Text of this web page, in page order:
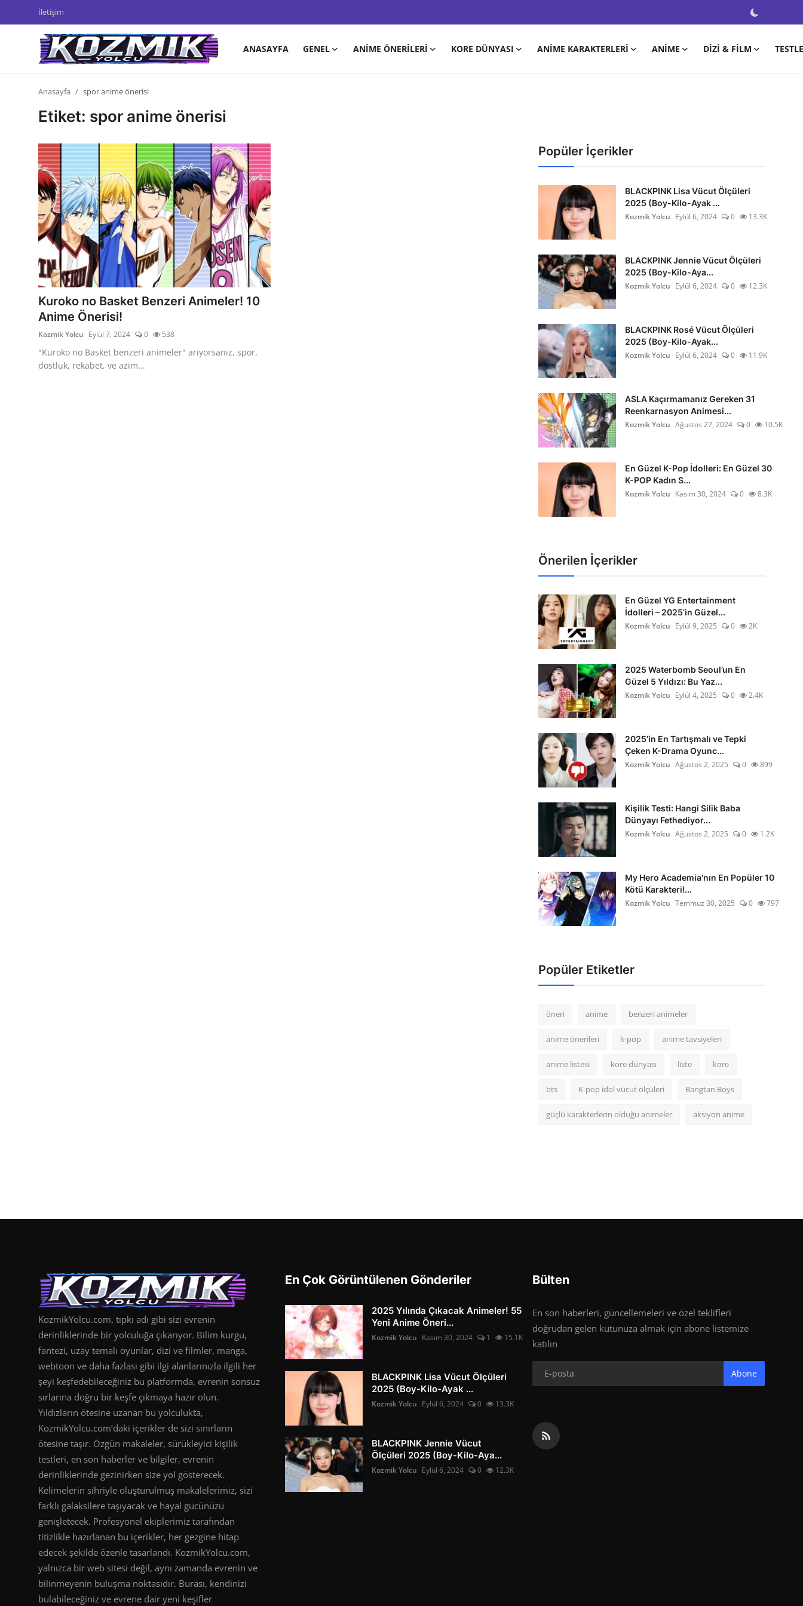
İletişim
ANASAYFA GENEL ANIME ÖNERILERI KORE DÜNYASI ANIME KARAKTERLERI ANIME DIZI & FILM
Anime Önerileri
Kore Dünyası
Anime Karakterleri
Dizi & Film
Testler
Anasayfa spor anime önerisi
Etiket: spor anime önerisi
Kuroko no Basket Benzeri Animeler! 10
Anime Önerisi!
Kozmik Yolcu Eylül 7, 2024 0 538
"Kuroko no Basket benzeri animeler" arıyorsanız, spor,
dostluk, rekabet, ve azim...
Popüler İçerikler
BLACKPINK Lisa Vücut Ölçüleri
2025 (Boy-Kilo-Ayak ...
Kozmik Yolcu Eylül 6, 2024 0 13.3K
BLACKPINK Jennie Vücut Ölçüleri
2025 (Boy-Kilo-Aya...
Kozmik Yolcu Eylül 6, 2024 0 12.3K
BLACKPINK Rosé Vücut Ölçüleri
2025 (Boy-Kilo-Ayak...
Kozmik Yolcu Eylül 6, 2024 0 11.9K
ASLA Kaçırmamanız Gereken 31
Reenkarnasyon Animesi...
Kozmik Yolcu Ağustos 27, 2024 0 10.5K
En Güzel K-Pop İdolleri: En Güzel 30
K-POP Kadın S...
Kozmik Yolcu Kasım 30, 2024 0 8.3K
Önerilen İçerikler
En Güzel YG Entertainment
İdolleri – 2025’in Güzel...
Kozmik Yolcu Eylül 9, 2025 0 2K
2025 Waterbomb Seoul’un En
Güzel 5 Yıldızı: Bu Yaz...
Kozmik Yolcu Eylül 4, 2025 0 2.4K
2025’in En Tartışmalı ve Tepki
Çeken K-Drama Oyunc...
Kozmik Yolcu Ağustos 2, 2025 0 899
Kişilik Testi: Hangi Silik Baba
Dünyayı Fethediyor...
Kozmik Yolcu Ağustos 2, 2025 0 1.2K
My Hero Academia'nın En Popüler 10
Kötü Karakteri!...
Kozmik Yolcu Temmuz 30, 2025 0 797
Popüler Etiketler
öneri anime benzeri animeler
anime önerileri k-pop anime tavsiyeleri
anime listesi kore dünyası liste kore
bts K-pop idol vücut ölçüleri Bangtan Boys
güçlü karakterlerin olduğu animeler aksiyon anime
KozmikYolcu.com, tıpkı adı gibi sizi evrenin
derinliklerinde bir yolculuğa çıkarıyor. Bilim kurgu,
fantezi, uzay temalı oyunlar, dizi ve filmler, manga,
webtoon ve daha fazlası gibi ilgi alanlarınızla ilgili her
şeyi keşfedebileceğiniz bu platformda, evrenin sonsuz
sırlarına doğru bir keşfe çıkmaya hazır olun.
Yıldızların ötesine uzanan bu yolculukta,
KozmikYolcu.com’daki içerikler de sizi sınırların
ötesine taşır. Özgün makaleler, sürükleyici kişilik
testleri, en son haberler ve bilgiler, evrenin
derinliklerinde gezinirken size yol gösterecek.
Kelimelerin sihriyle oluşturulmuş makalelerimiz, sizi
farklı galaksilere taşıyacak ve hayal gücünüzü
genişletecek. Profesyonel ekiplerimiz tarafından
titizlikle hazırlanan bu içerikler, her gezgine hitap
edecek şekilde özenle tasarlandı. KozmikYolcu.com,
yalnızca bir web sitesi değil, aynı zamanda evrenin ve
bilinmeyenin buluşma noktasıdır. Burası, kendinizi
bulabileceğiniz ve evrene dair yeni keşifler
En Çok Görüntülenen Gönderiler
2025 Yılında Çıkacak Animeler! 55
Yeni Anime Öneri...
Kozmik Yolcu Kasım 30, 2024 1 15.1K
BLACKPINK Lisa Vücut Ölçüleri
2025 (Boy-Kilo-Ayak ...
Kozmik Yolcu Eylül 6, 2024 0 13.3K
BLACKPINK Jennie Vücut
Ölçüleri 2025 (Boy-Kilo-Aya...
Kozmik Yolcu Eylül 6, 2024 0 12.3K
Bülten
En son haberleri, güncellemeleri ve özel teklifleri
doğrudan gelen kutunuza almak için abone listemize
katılın
Abone